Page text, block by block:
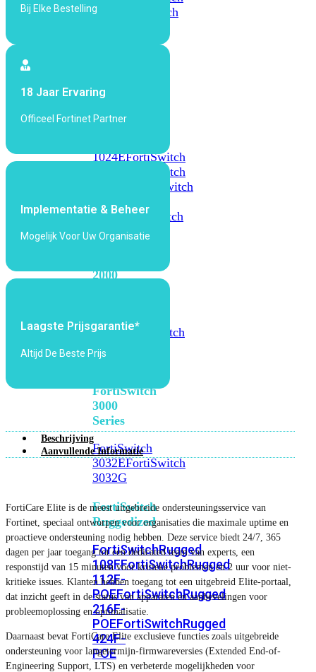
648F
FortiSwitch
1000
Series
1024EFortiSwitch
FortiSwitch
FortiSwitch
T1024F-
FPOEFortiSwitch
1048G
2000
2048FFortiSwitch
2048F-
B2F
FortiSwitch
3000
Series
FortiSwitch
3032EFortiSwitch
3032G
FortiSwitch
Ruggedized
FortiSwitchRugged
108FFortiSwitchRugged
112F-
POEFortiSwitchRugged
216F-
POEFortiSwitchRugged
424F-
POE
Bij Elke Bestelling
18 Jaar Ervaring
Officeel Fortinet Partner
Implementatie & Beheer
Mogelijk Voor Uw Organisatie
Laagste Prijsgarantie*
Altijd De Beste Prijs
Beschrijving
Aanvullende Informatie
FortiCare Elite is de meest uitgebreide ondersteuningsservice van
Fortinet, speciaal ontworpen voor organisaties die maximale uptime en
proactieve ondersteuning nodig hebben. Deze service biedt 24/7, 365
dagen per jaar toegang tot een dedicated team van experts, een
responstijd van 15 minuten voor kritieke problemen en 2 uur voor niet-
kritieke issues. Klanten hebben toegang tot een uitgebreid Elite-portaal,
dat inzicht geeft in de status van apparaten en aanbevelingen voor
probleemoplossing en optimalisatie.
Daarnaast bevat FortiCare Elite exclusieve functies zoals uitgebreide
ondersteuning voor langetermijn-firmwareversies (Extended End-of-
Engineering Support, LTS) en verbeterde mogelijkheden voor